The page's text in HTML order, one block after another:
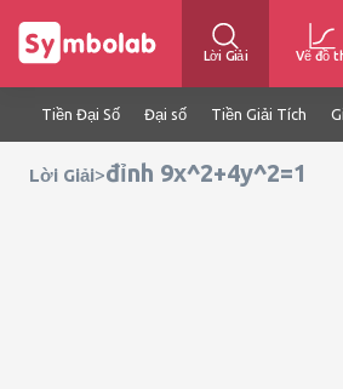
Lời Giải Vẽ đồ
Tiền Đại Số Đại số Tiền Giải Tích
Lời Giải>đỉnh 9x^2+4y^2=1